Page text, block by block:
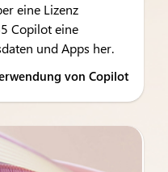
eine Lizenz
Copilot eine
und Apps her.
von Copilot